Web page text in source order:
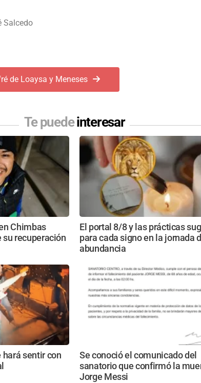
Salcedo
de Loaysa y Meneses
Te puedeinteresar
Chimbas
su recuperación
El portal 8/8 y las prácticas
para cada signo en la jornada
abundancia
hará sentir con
Se conoció el comunicado del
sanatorio que confirmó la
Jorge Messi